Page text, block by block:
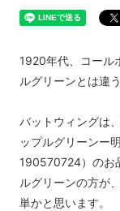
1920年代、コール
ルグリーンとは違
バットウィングは
ップルグリーンー
190570724）のお
ルグリーンの方が
単かと思います。